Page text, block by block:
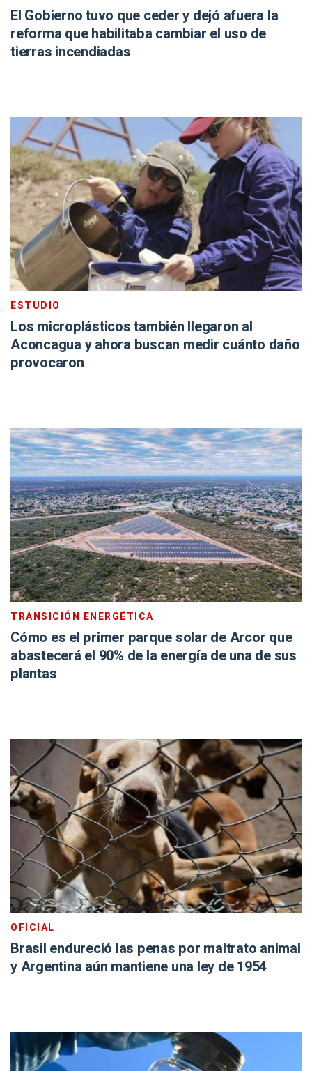
El Gobierno tuvo que ceder y dejó afuera la
reforma que habilitaba cambiar el uso de
tierras incendiadas
ESTUDIO
Los microplásticos también llegaron al
Aconcagua y ahora buscan medir cuánto daño
provocaron
TRANSICIÓN ENERGÉTICA
Cómo es el primer parque solar de Arcor que
abastecerá el 90% de la energía de una de sus
plantas
OFICIAL
Brasil endureció las penas por maltrato animal
y Argentina aún mantiene una ley de 1954